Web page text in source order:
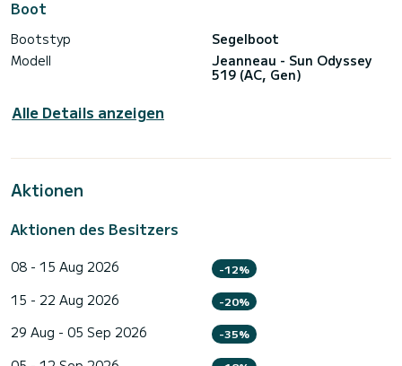
Boot
Bootstyp
Segelboot
Modell
Jeanneau - Sun Odyssey
519 (AC, Gen)
Alle Details anzeigen
Aktionen
Aktionen des Besitzers
08 - 15 Aug 2026 -12%
15 - 22 Aug 2026 -20%
29 Aug - 05 Sep 2026 -35%